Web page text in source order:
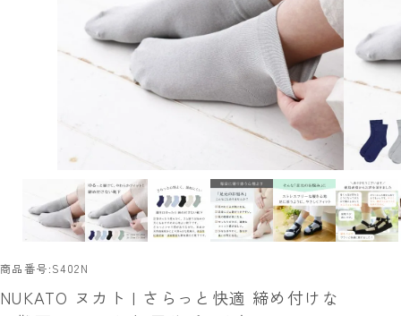
商品番号 S402N
NUKATO ヌカト | さらっと快適 締め付けな